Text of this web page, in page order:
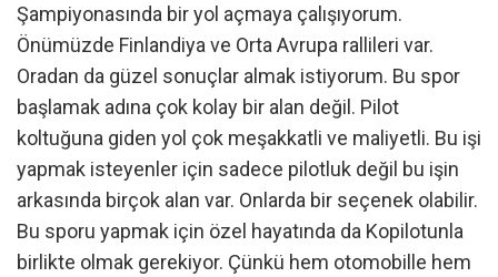
Şampiyonasında bir yol açmaya çalışıyorum.
Önümüzde Finlandiya ve Orta Avrupa rallileri var.
Oradan da güzel sonuçlar almak istiyorum. Bu spor
başlamak adına çok kolay bir alan değil. Pilot
koltuğuna giden yol çok meşakkatli ve maliyetli. Bu işi
yapmak isteyenler için sadece pilotluk değil bu işin
arkasında birçok alan var. Onlarda bir seçenek olabilir.
Bu sporu yapmak için özel hayatında da Kopilotunla
birlikte olmak gerekiyor. Çünkü hem otomobille hem